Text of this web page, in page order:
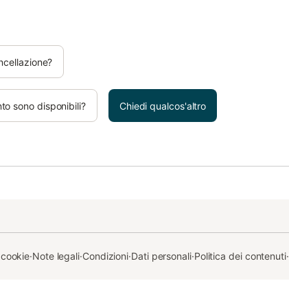
sono disponibili? Chiedi qualcos'altro
·Note legali·Condizioni·Dati personali·Politica dei contenuti·